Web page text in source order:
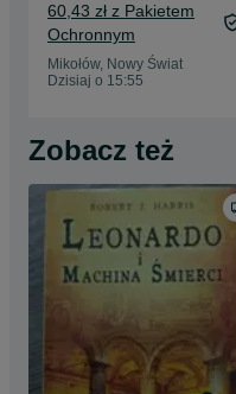
60,43 zł z Pakietem
Ochronnym
Mikołów, Nowy Świat
Dzisiaj o 15:55
Zobacz też